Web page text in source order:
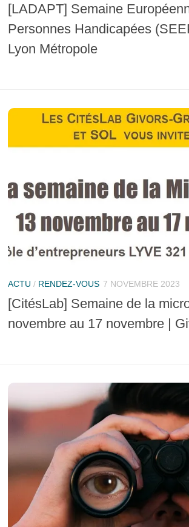
[LADAPT] Semaine
Personnes Handicapées
Lyon Métropole
ACTU / RENDEZ-VOUS 7 NOVEMBRE 2023
[CitésLab] Semaine de la
novembre au 17 novembre |